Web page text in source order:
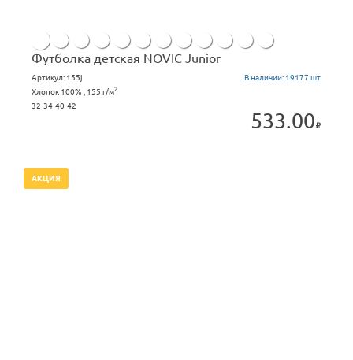
Футболка детская NOVIC Junior
Артикул: 155j В наличии: 19177 шт.
Хлопок 100% , 155 г/м2
32-34-40-42
533.00
АКЦИЯ